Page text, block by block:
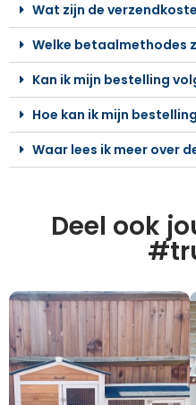
Wat zijn de
Welke betaalmethodes
Kan ik mijn bestelling
Hoe kan ik mijn
Waar lees ik meer over
Deel ook